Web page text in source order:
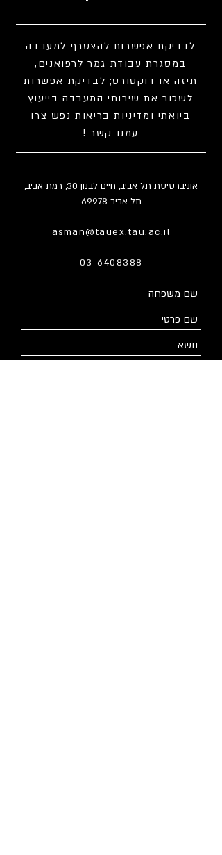
לבדיקת אפשרות להצטרף למעבדה
במסגרת עבודת גמר לרפואנים,
תיזה או דוקטורט; לבדיקת אפשרות
לשכור את שירותי המעבדה בייעוץ
ביואתי ומדיניות בריאות נפש צרו
עמנו קשר !
אוניברסיטת תל אביב, חיים לבנון 30, רמת אביב,
תל אביב 69978
asman@tauex.tau.ac.il
03-6408388